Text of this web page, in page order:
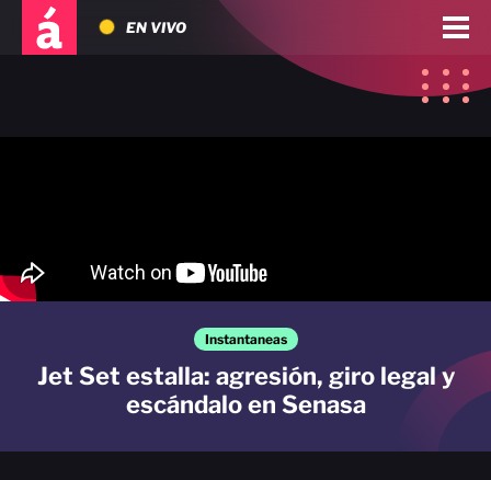
EN VIVO
Instantaneas
Jet Set estalla: agresión, giro legal y
escándalo en Senasa